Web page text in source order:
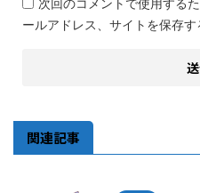
次回のコメントで使用する
ールアドレス、サイトを保存す
関連記事